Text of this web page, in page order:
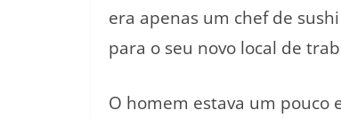
era apenas um chef de
para o seu novo local de
O homem estava um pouco